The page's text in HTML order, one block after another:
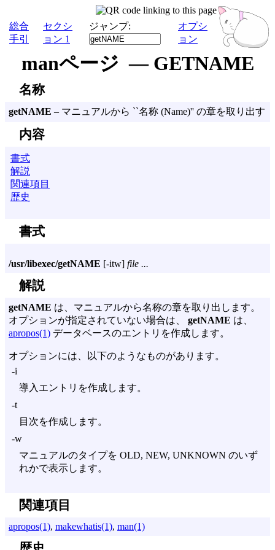
総合
手引
セクシ
ョン 1
ジャンプ:
オプシ
ョン
manページ — GETNAME
名称
getNAME – マニュアルから ``名称 (Name)'' の章を取り出す
内容
書式
解説
関連項目
歴史
書式
/usr/libexec/getNAME [-itw] file ...
解説
getNAME は、マニュアルから名称の章を取り出します。
オプションが指定されていない場合は、 getNAME は、
apropos(1) データベースのエントリを作成します。
オプションには、以下のようなものがあります。
-i
導入エントリを作成します。
-t
目次を作成します。
-w
マニュアルのタイプを OLD, NEW, UNKNOWN のいず
れかで表示します。
関連項目
apropos(1), makewhatis(1), man(1)